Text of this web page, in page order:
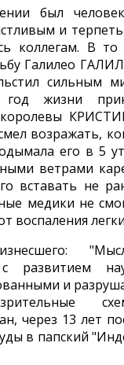
был
и
коллегам. В
Галилео
сильным
жизни
возражать,
его в 5
ветрами
вставать не
медики не
воспаления
с развитием
и
через 13 лет
в папский